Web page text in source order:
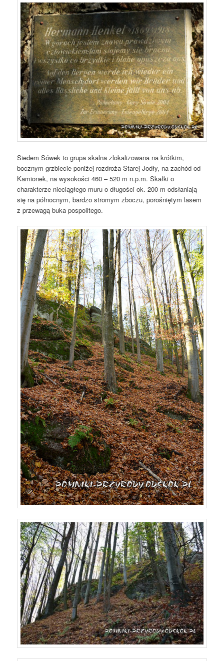
Siedem Sówek to grupa skalna zlokalizowana na krótkim,
bocznym grzbiecie poniżej rozdroża Starej Jodły, na zachód od
Kamionek, na wysokości 460 – 520 m n.p.m. Skałki o
charakterze nieciągłego muru o długości ok. 200 m odsłaniają
się na północnym, bardzo stromym zboczu, porośniętym lasem
z przewagą buka pospolitego.